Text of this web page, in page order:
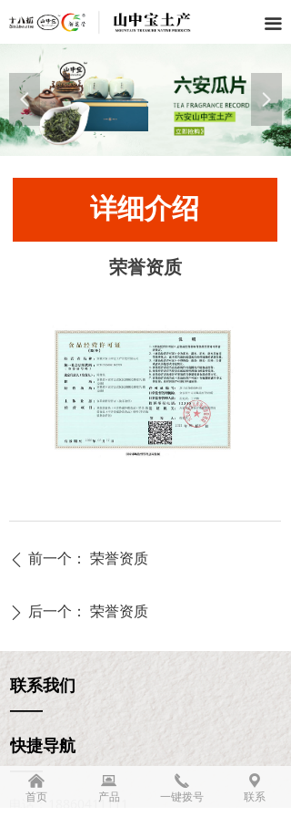
끀
넳 넲
详细介绍
ꄴ 前一个： 荣誉资质
ꄲ 后一个： 荣誉资质
荣誉资质
联系我们
——
快捷导航
——
电话： 18860411111
낀
首页
뀵
产品
끅
一键拨号
끇
联系